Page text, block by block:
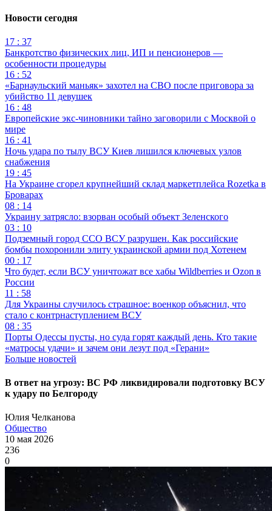
Новости сегодня
17 : 37
Банкротство физических лиц, ИП и пенсионеров —
особенности процедуры
16 : 52
«Барнаульский маньяк» захотел на СВО после приговора за
убийство 11 девушек
16 : 48
Европейские экс-чиновники тайно заговорили с Москвой о
мире
16 : 41
Ночь удара по тылу ВСУ Киев лишился ключевых узлов
снабжения
19 : 45
На Украине сгорел крупнейший склад маркетплейса Rozetka в
Броварах
08 : 14
Украину затрясло: взорван особый объект Зеленского
03 : 10
Подземный город ССО ВСУ разрушен. Как российские
бомбы похоронили элиту украинской армии под Хотенем
00 : 17
Что будет, если ВСУ уничтожат все хабы Wildberries и Ozon в
России
11 : 58
Для Украины случилось страшное: военкор объяснил, что
стало с контрнаступлением ВСУ
08 : 35
Порты Одессы пусты, но суда горят каждый день. Кто такие
«матросы удачи» и зачем они лезут под «Герани»
Больше новостей
В ответ на угрозу: ВС РФ ликвидировали подготовку ВСУ
к удару по Белгороду
Юлия Челканова
Общество
10 мая 2026
236
0